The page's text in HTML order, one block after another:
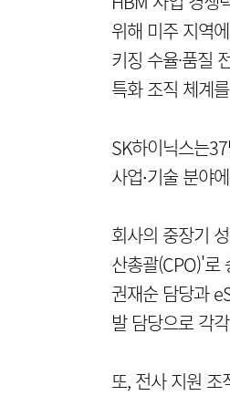
위해 미주 지역
키징 수율·품질
특화 조직 체계
SK하이닉스는
사업∙기술 분야
회사의 중장기
산총괄(CPO)'로
권재순 담당과
발 담당으로 각
또, 전사 지원